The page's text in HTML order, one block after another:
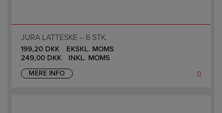
JURA LATTESKE – 6 STK.
199,20 DKK
EKSKL. MOMS
249,00 DKK INKL. MOMS
MERE INFO